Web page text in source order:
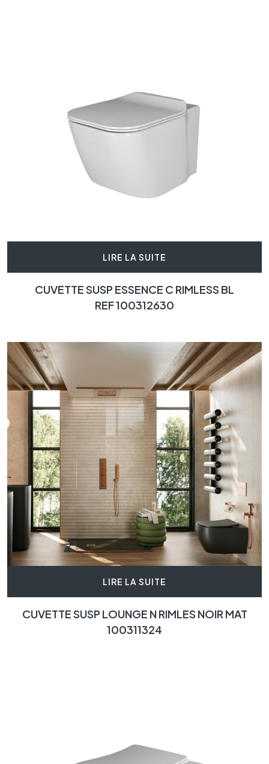
LIRE LA SUITE
CUVETTE SUSP ESSENCE C RIMLESS BL
REF 100312630
LIRE LA SUITE
CUVETTE SUSP LOUNGE N RIMLES NOIR MAT
100311324